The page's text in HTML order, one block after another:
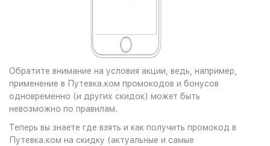
Обратите внимание на условия акции, ведь, например,
применение в Путевка.ком промокодов и бонусов
одновременно (и других скидок) может быть
невозможно по правилам.
Теперь вы знаете где взять и как получить промокод в
Путевка.ком на скидку (актуальные и самые